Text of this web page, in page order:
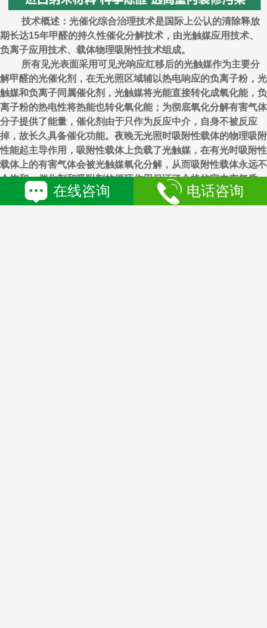
技术概述：光催化综合治理技术是国际上公认的清除释放
期长达15年甲醛的持久性催化分解技术，由光触媒应用技术、
负离子应用技术、载体物理吸附性技术组成。
所有见光表面采用可见光响应红移后的光触媒作为主要分
解甲醛的光催化剂，在无光照区域辅以热电响应的负离子粉，光
触媒和负离子同属催化剂，光触媒将光能直接转化成氧化能，负
离子粉的热电性将热能也转化氧化能；为彻底氧化分解有害气体
分子提供了能量，催化剂由于只作为反应中介，自身不被反应
掉，故长久具备催化功能。夜晚无光照时吸附性载体的物理吸附
性能起主导作用，吸附性载体上负载了光触媒，在有光时吸附性
载体上的有害气体会被光触媒氧化分解，从而吸附性载体永远不
会饱和，催化剂和吸附剂的循环作用保证了合格的室内空气质
在线咨询 电话咨询